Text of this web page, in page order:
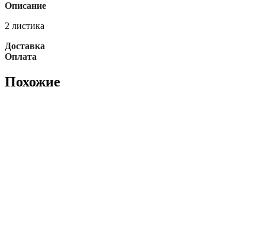
Описание
2 листика
Доставка
Оплата
Похожие